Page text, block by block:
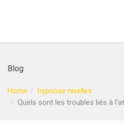
Blog
Home
hypnose nivelles
Quels sont les troubles liés à